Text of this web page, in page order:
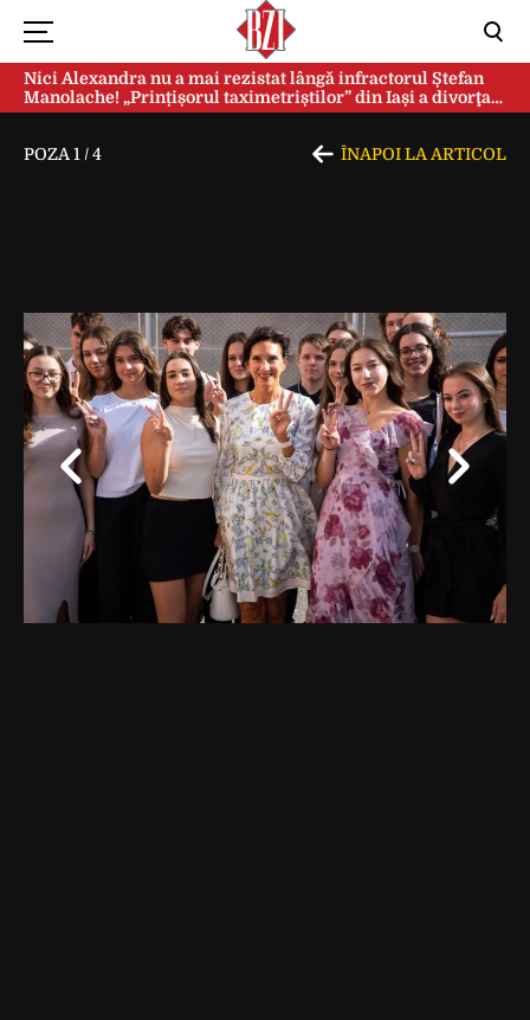
Nici Alexandra nu a mai rezistat lângă infractorul Ștefan
Manolache! „Prințișorul taximetriștilor” din Iași a divorţat
după doi ani de căsnicie
POZA 1 /4 ÎNAPOI LA ARTICOL